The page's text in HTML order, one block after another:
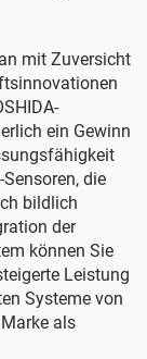
mit Zuversicht
ein Gewinn
die
bildlich
der
können Sie
Leistung
Systeme von
als